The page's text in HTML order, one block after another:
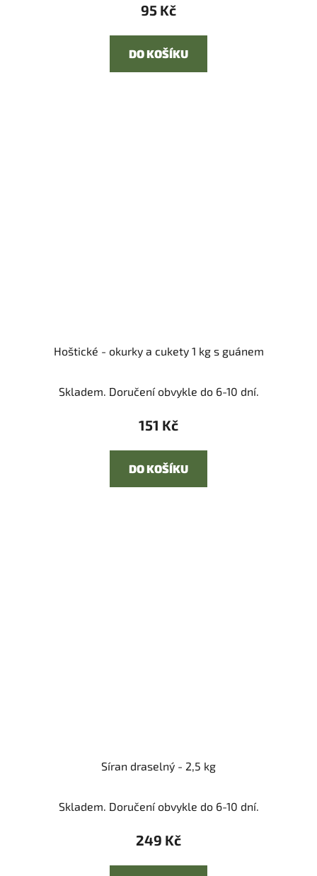
95 Kč
DO KOŠÍKU
Hoštické - okurky a cukety 1 kg s guánem
Skladem. Doručení obvykle do 6-10 dní.
151 Kč
DO KOŠÍKU
Síran draselný - 2,5 kg
Skladem. Doručení obvykle do 6-10 dní.
249 Kč